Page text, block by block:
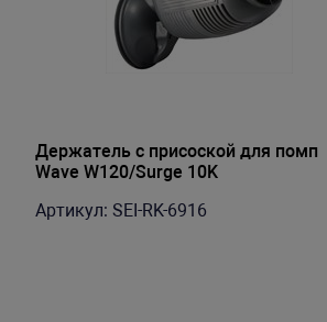
Держатель с присоской для помп
Wave W120/Surge 10K
Артикул: SEI-RK-6916